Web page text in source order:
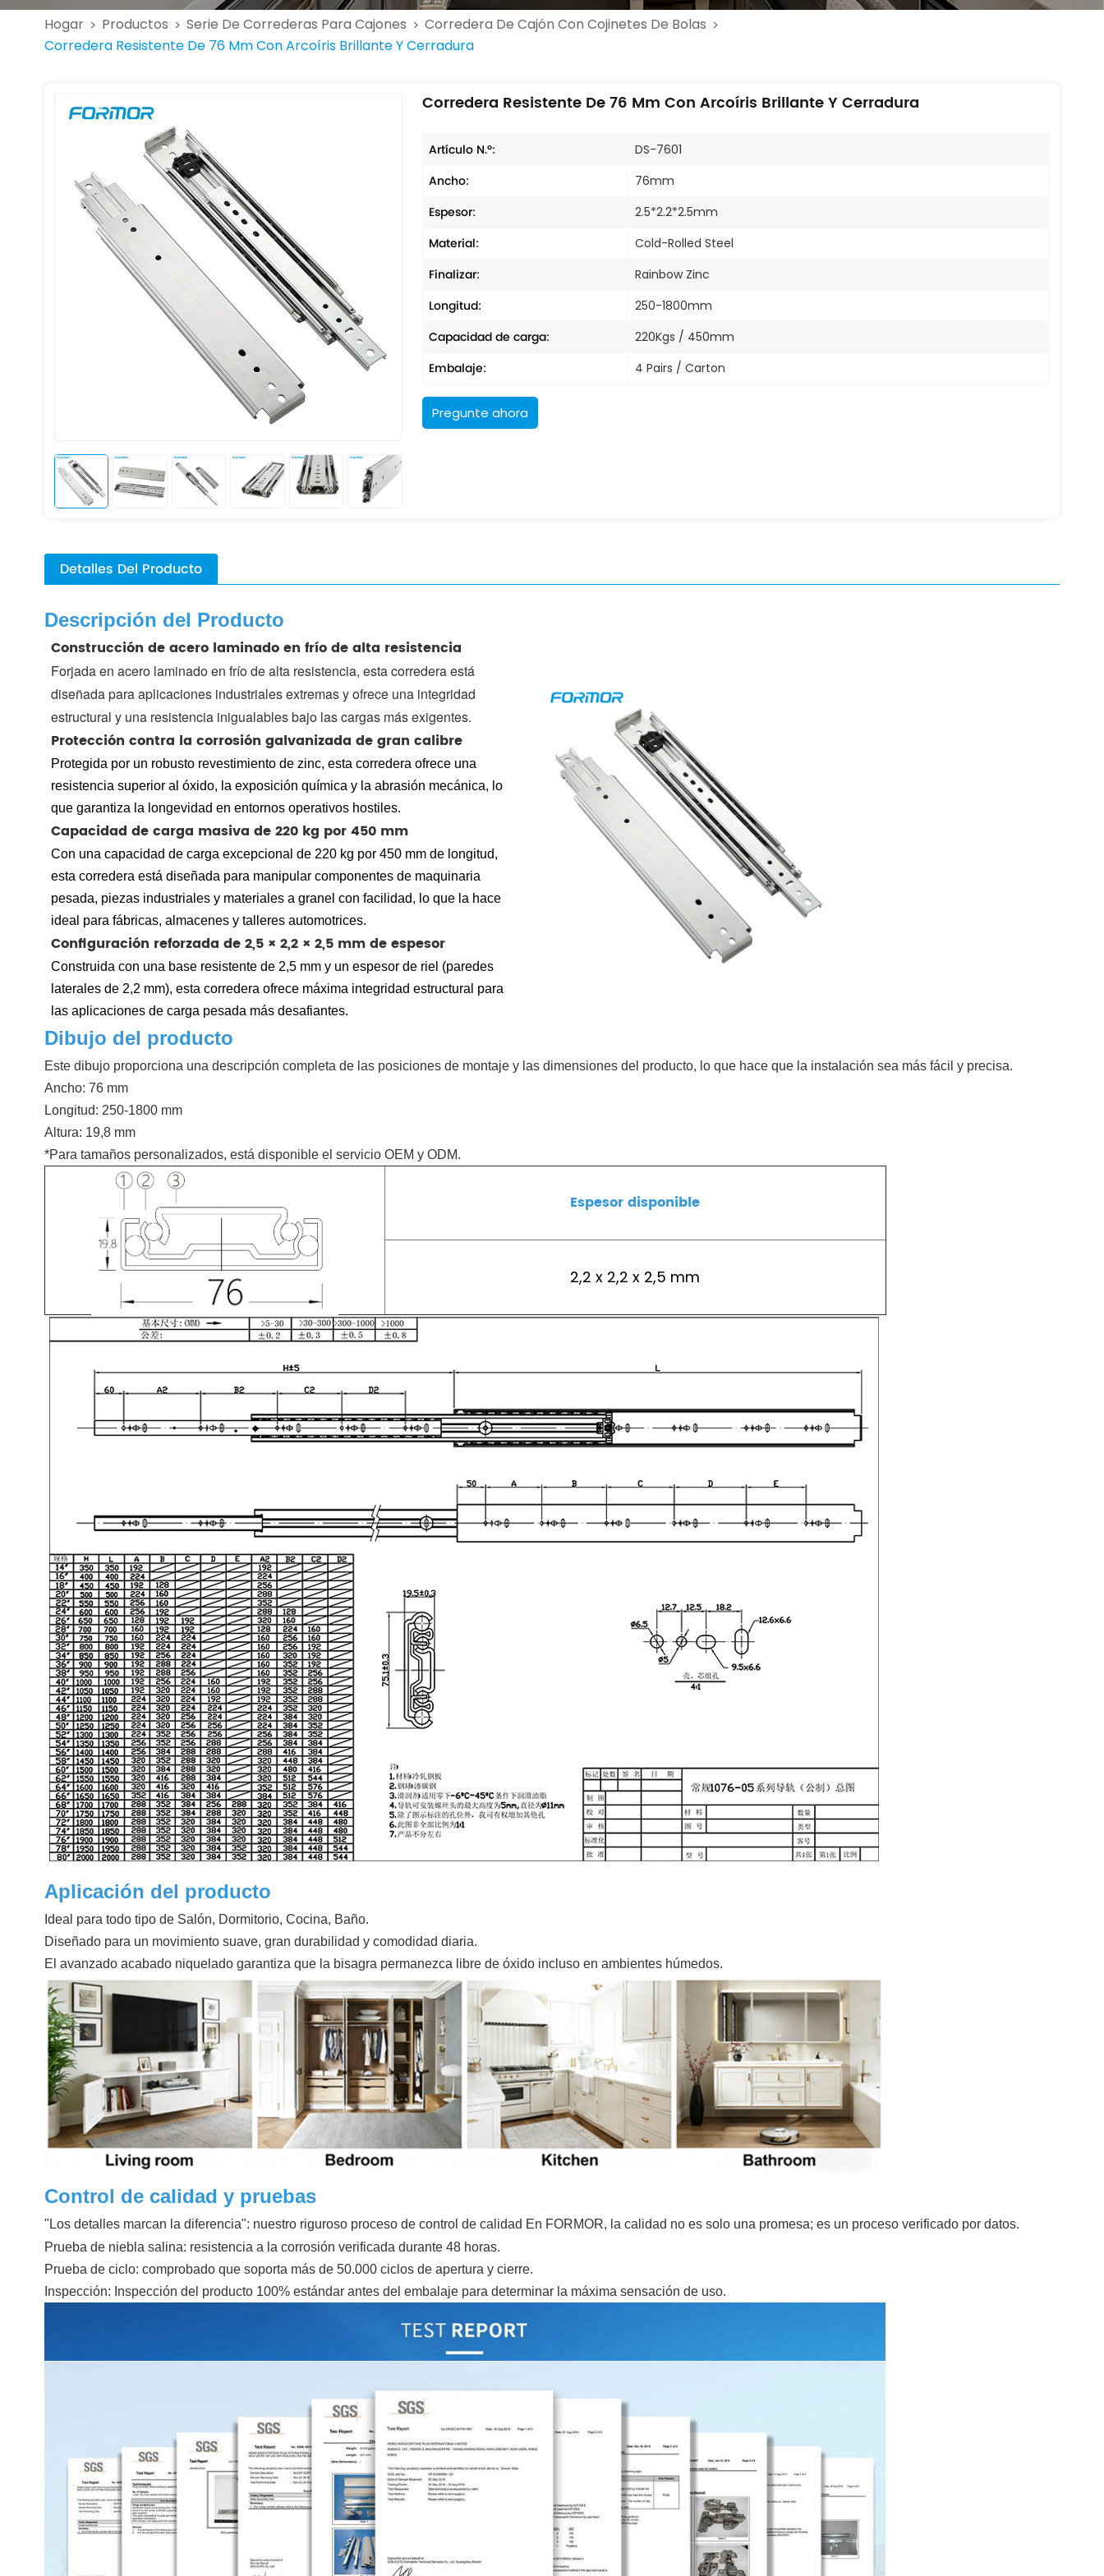
Hogar > Productos > Serie De Correderas Para Cajones > Corredera De Cajón Con Cojinetes De Bolas >
Corredera Resistente De 76 Mm Con Arcoíris Brillante Y Cerradura
Corredera Resistente De 76 Mm Con Arcoíris Brillante Y Cerradura
Artículo N.º: DS-7601
Ancho: 76mm
Espesor: 2.5*2.2*2.5mm
Material: Cold-Rolled Steel
Finalizar: Rainbow Zinc
Longitud: 250-1800mm
Capacidad de carga: 220Kgs / 450mm
Embalaje: 4 Pairs / Carton
Pregunte ahora
Detalles Del Producto
Descripción del Producto
Construcción de acero laminado en frío de alta resistencia
Forjada en acero laminado en frío de alta resistencia, esta corredera está
diseñada para aplicaciones industriales extremas y ofrece una integridad
estructural y una resistencia inigualables bajo las cargas más exigentes.
Protección contra la corrosión galvanizada de gran calibre
Protegida por un robusto revestimiento de zinc, esta corredera ofrece una
resistencia superior al óxido, la exposición química y la abrasión mecánica, lo
que garantiza la longevidad en entornos operativos hostiles.
Capacidad de carga masiva de 220 kg por 450 mm
Con una capacidad de carga excepcional de 220 kg por 450 mm de longitud,
esta corredera está diseñada para manipular componentes de maquinaria
pesada, piezas industriales y materiales a granel con facilidad, lo que la hace
ideal para fábricas, almacenes y talleres automotrices.
Configuración reforzada de 2,5 × 2,2 × 2,5 mm de espesor
Construida con una base resistente de 2,5 mm y un espesor de riel (paredes
laterales de 2,2 mm), esta corredera ofrece máxima integridad estructural para
las aplicaciones de carga pesada más desafiantes.
Dibujo del producto
Este dibujo proporciona una descripción completa de las posiciones de montaje y las dimensiones del producto, lo que hace que la instalación sea más fácil y precisa.
Ancho: 76 mm
Longitud: 250-1800 mm
Altura: 19,8 mm
*Para tamaños personalizados, está disponible el servicio OEM y ODM.
Espesor disponible
2,2 x 2,2 x 2,5 mm
Aplicación del producto
Ideal para todo tipo de Salón, Dormitorio, Cocina, Baño.
Diseñado para un movimiento suave, gran durabilidad y comodidad diaria.
El avanzado acabado niquelado garantiza que la bisagra permanezca libre de óxido incluso en ambientes húmedos.
Control de calidad y pruebas
"Los detalles marcan la diferencia": nuestro riguroso proceso de control de calidad En FORMOR, la calidad no es solo una promesa; es un proceso verificado por datos.
Prueba de niebla salina: resistencia a la corrosión verificada durante 48 horas.
Prueba de ciclo: comprobado que soporta más de 50.000 ciclos de apertura y cierre.
Inspección: Inspección del producto 100% estándar antes del embalaje para determinar la máxima sensación de uso.